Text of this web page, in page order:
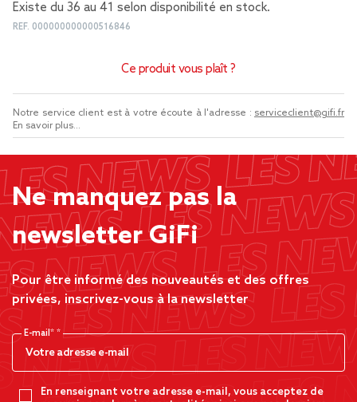
Existe du 36 au 41 selon disponibilité en stock.
REF. 000000000000516846
Ce produit vous plaît ?
Notre service client est à votre écoute à l'adresse : serviceclient@gifi.fr
En savoir plus...
Ne manquez pas la
newsletter GiFi
Pour être informé des nouveautés et des offres
privées, inscrivez-vous à la newsletter
E-mail*
En renseignant votre adresse e-mail, vous acceptez de